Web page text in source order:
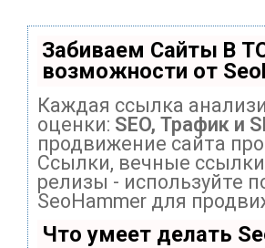
Забиваем Сайты В
возможности от
Каждая ссылка
оценки: SEO, Трафик и
продвижение сайта
Ссылки, вечные
релизы - используйте
SeoHammer для
Что умеет делать